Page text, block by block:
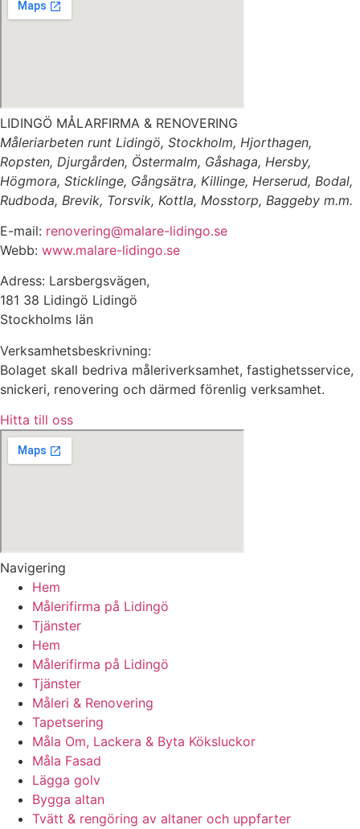
LIDINGÖ MÅLARFIRMA & RENOVERING
Måleriarbeten runt Lidingö, Stockholm, Hjorthagen,
Ropsten, Djurgården, Östermalm, Gåshaga, Hersby,
Högmora, Sticklinge, Gångsätra, Killinge, Herserud, Bodal,
Rudboda, Brevik, Torsvik, Kottla, Mosstorp, Baggeby m.m.
E-mail: renovering@malare-lidingo.se
Webb: www.malare-lidingo.se
Adress: Larsbergsvägen,
181 38 Lidingö Lidingö
Stockholms län
Verksamhetsbeskrivning:
Bolaget skall bedriva måleriverksamhet, fastighetsservice,
snickeri, renovering och därmed förenlig verksamhet.
Hitta till oss
Navigering
Hem
Målerifirma på Lidingö
Tjänster
Hem
Målerifirma på Lidingö
Tjänster
Måleri & Renovering
Tapetsering
Måla Om, Lackera & Byta Köksluckor
Måla Fasad
Lägga golv
Bygga altan
Tvätt & rengöring av altaner och uppfarter